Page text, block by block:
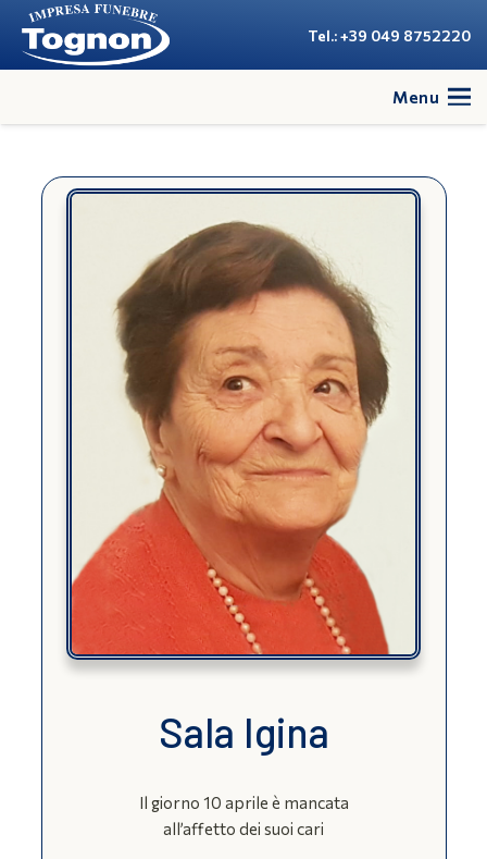
Tel.: +39 049 8752220
Menu
Sala Igina
Il giorno 10 aprile è mancata
all’affetto dei suoi cari